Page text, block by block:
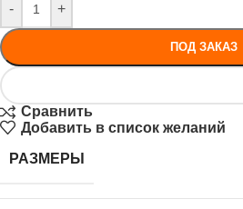
-
+
ПОД ЗАКАЗ
Сравнить
Добавить в список желаний
РАЗМЕРЫ